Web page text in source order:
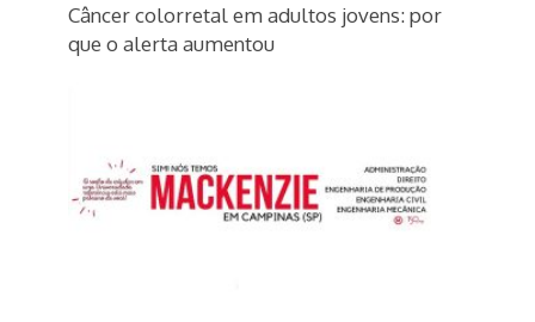
Câncer colorretal em adultos jovens: por
que o alerta aumentou